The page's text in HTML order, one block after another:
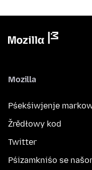
Mozilla
Pśekśiwjenje
Žrědłowy kod
Twitter
Pśizamkniśo se